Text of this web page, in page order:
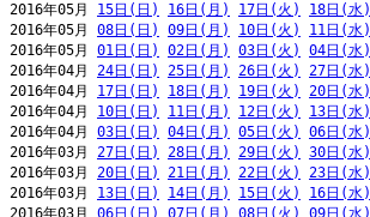
2016年05月 15日(日) 16日(月) 17日(火) 18日(水)
2016年05月 08日(日) 09日(月) 10日(火) 11日(水)
2016年05月 01日(日) 02日(月) 03日(火) 04日(水)
2016年04月 24日(日) 25日(月) 26日(火) 27日(水)
2016年04月 17日(日) 18日(月) 19日(火) 20日(水)
2016年04月 10日(日) 11日(月) 12日(火) 13日(水)
2016年04月 03日(日) 04日(月) 05日(火) 06日(水)
2016年03月 27日(日) 28日(月) 29日(火) 30日(水)
2016年03月 20日(日) 21日(月) 22日(火) 23日(水)
2016年03月 13日(日) 14日(月) 15日(火) 16日(水)
2016年03月 06日(日) 07日(月) 08日(火) 09日(水)